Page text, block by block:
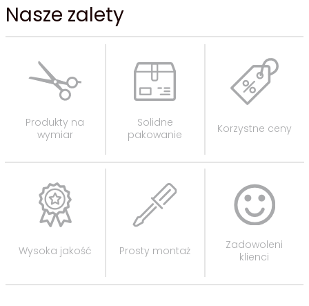
Nasze zalety
Produkty na
wymiar
Solidne
pakowanie
Korzystne ceny
Wysoka jakość Prosty montaż
Zadowoleni
klienci